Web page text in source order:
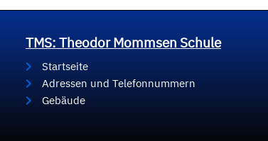
TMS: Theodor Mommsen Schule
Startseite
Adressen und Telefonnummern
Gebäude